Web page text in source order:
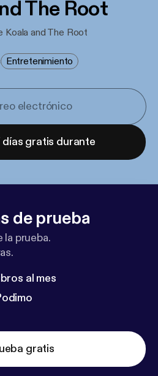
The Root
Koala and The Root
Entretenimiento
días gratis durante
de prueba
prueba.
al mes
gratis